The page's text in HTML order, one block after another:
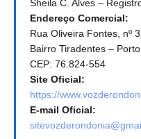
Sheila C. Alves –
Endereço Comercial:
Rua Oliveira Fontes, nº
Bairro Tiradentes –
CEP: 76.824-554
Site Oficial:
https://
E-mail Oficial: